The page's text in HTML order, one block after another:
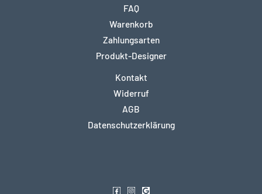
FAQ
Warenkorb
Zahlungsarten
Produkt-Designer
Kontakt
Widerruf
AGB
Datenschutzerklärung